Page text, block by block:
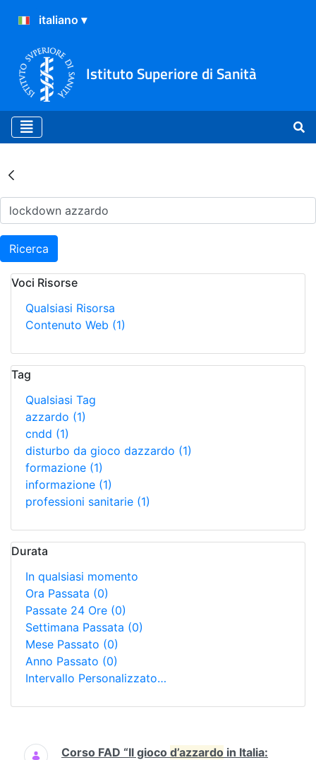
Istituto Superiore di Sanità
Risultati della Ricerca -
Ricerca
Voci Risorse
Qualsiasi Risorsa
Contenuto Web (1)
Tag
Qualsiasi Tag
azzardo (1)
cndd (1)
disturbo da gioco dazzardo (1)
formazione (1)
informazione (1)
professioni sanitarie (1)
Durata
In qualsiasi momento
Ora Passata (0)
Passate 24 Ore (0)
Settimana Passata (0)
Mese Passato (0)
Anno Passato (0)
Intervallo Personalizzato…
Ricerca
Corso FAD “Il gioco d’azzardo in Italia: